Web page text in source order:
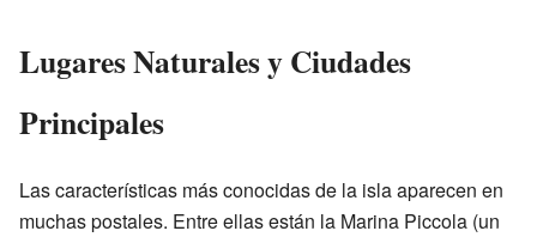
Lugares Naturales y Ciudades
Principales
Las características más conocidas de la isla aparecen en
muchas postales. Entre ellas están la Marina Piccola (un